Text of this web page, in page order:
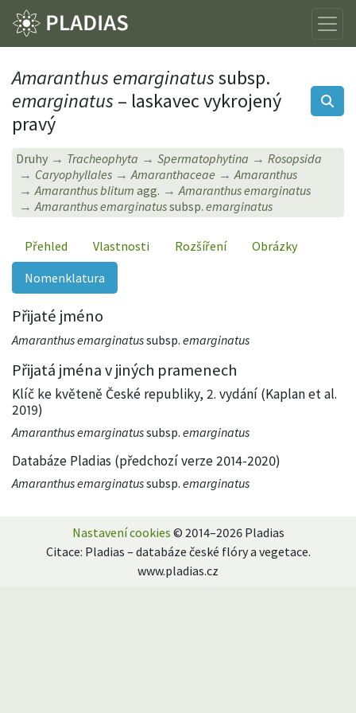
Amaranthus emarginatussubsp.
emarginatus – laskavec vykrojený
pravý
Druhy Tracheophyta Spermatophytina
Rosopsida
Caryophyllales
Amaranthaceae
Amaranthus
Amaranthus blitum agg.
Amaranthus emarginatus
Amaranthus emarginatussubsp.emarginatus
Přehled Vlastnosti Rozšíření
Obrázky
Nomenklatura
Přijaté jméno
Amaranthus emarginatussubsp. emarginatus
Přijatá jména v jiných pramenech
Klíč ke květeně České republiky, 2. vydání (Kaplan et al.
2019)
Amaranthus emarginatussubsp. emarginatus
Databáze Pladias (předchozí verze 2014-2020)
Amaranthus emarginatussubsp. emarginatus
Nastavení cookies © 2014–2026 Pladias
Citace: Pladias – databáze české flóry a vegetace.
www.pladias.cz